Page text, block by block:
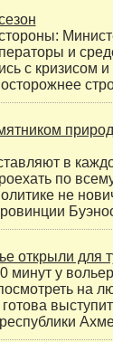
и
с кризисом и
в
по
не
открыли для
минут у
на